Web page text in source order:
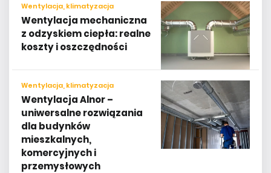
Wentylacja, klimatyzacja
Wentylacja mechaniczna
z odzyskiem ciepła: realne
koszty i oszczędności
Wentylacja, klimatyzacja
Wentylacja Alnor –
uniwersalne rozwiązania
dla budynków
mieszkalnych,
komercyjnych i
przemysłowych